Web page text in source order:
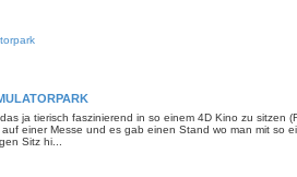
ja tierisch faszinierend in so einem 4D Kino zu sitzen
einer Messe und es gab einen Stand wo man mit so
Sitz hi...